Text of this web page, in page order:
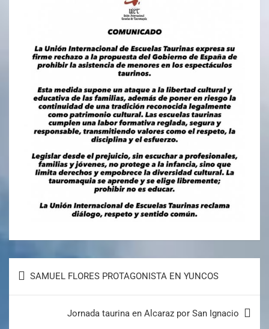
SAMUEL FLORES PROTAGONISTA EN YUNCOS
Jornada taurina en Alcaraz por San Ignacio